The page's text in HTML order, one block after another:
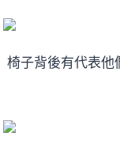
椅子背後有代表